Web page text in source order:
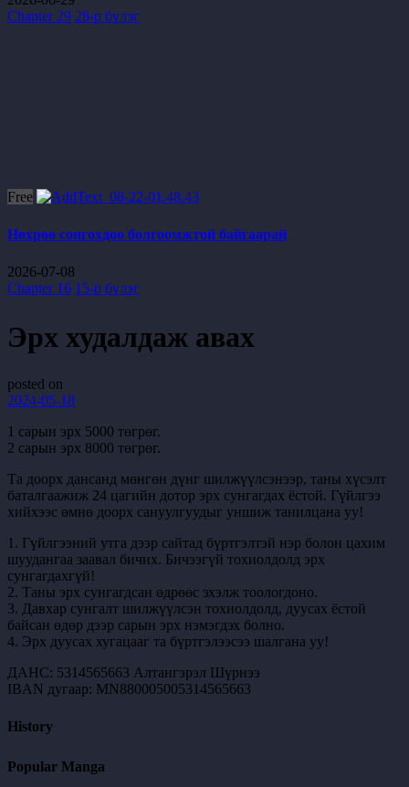
Chapter 29 28-р бүлэг
Free
Нөхрөө сонгохдоо болгоомжтой байгаарай
2026-07-08
Chapter 16 15-р бүлэг
Эрх худалдаж авах
posted on
2024-05-18
1 сарын эрх 5000 төгрөг.
2 сарын эрх 8000 төгрөг.
Та доорх дансанд мөнгөн дүнг шилжүүлсэнээр, таны хүсэлт
баталгаажиж 24 цагийн дотор эрх сунгагдах ёстой. Гүйлгээ
хийхээс өмнө доорх сануулгуудыг уншиж танилцана уу!
1. Гүйлгээний утга дээр сайтад бүртгэлтэй нэр болон цахим
шуудангаа заавал бичих. Бичээгүй тохиолдолд эрх
сунгагдахгүй!
2. Таны эрх сунгагдсан өдрөөс эхэлж тоологдоно.
3. Давхар сунгалт шилжүүлсэн тохиолдолд, дуусах ёстой
байсан өдөр дээр сарын эрх нэмэгдэх болно.
4. Эрх дуусах хугацааг та бүртгэлээсээ шалгана уу!
ДАНС: 5314565663 Алтангэрэл Шүрнээ
IBAN дугаар: MN880005005314565663
History
Popular Manga